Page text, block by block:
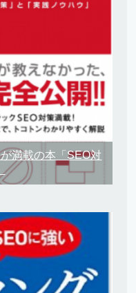
満載の本「SEO対